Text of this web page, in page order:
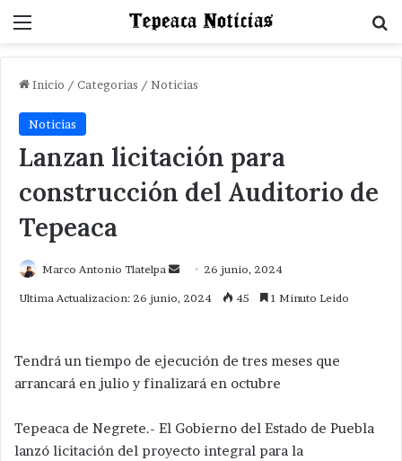
Menu
Inicio / Categorias / Noticias
Noticias
Lanzan licitación para
construcción del Auditorio de
Tepeaca
Marco Antonio Tlatelpa
Send 26 junio, 2024
Ultima Actualizacion: 26 junio, 2024 45 1 Minuto Leido
Tendrá un tiempo de ejecución de tres meses que
arrancará en julio y finalizará en octubre
Tepeaca de Negrete.- El Gobierno del Estado de Puebla
lanzó licitación del proyecto integral para la